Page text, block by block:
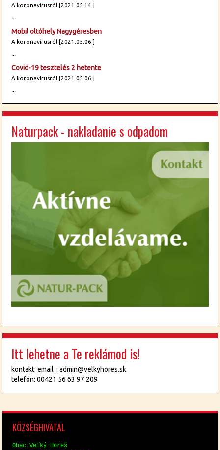
A koronavírusról [2021.05.14.]
...
Mobil oltóhely Nagygéresben
A koronavírusról [2021.05.06.]
...
Covid-19 tesztelés 2 hetente
A koronavírusról [2021.05.06.]
...
Naturpack - nakladanie s odpadom
Itt lehetne a Te reklámod is!
kontakt: email : admin@velkyhores.sk
telefón: 00421 56 63 97 209
KÖZ­SÉG­HI­VA­TAL
Obec Veľký Horeš